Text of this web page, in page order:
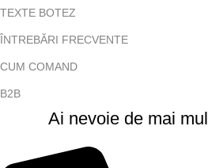
TEXTE BOTEZ
ÎNTREBĂRI FRECVENTE
CUM COMAND
B2B
Ai nevoie de mai